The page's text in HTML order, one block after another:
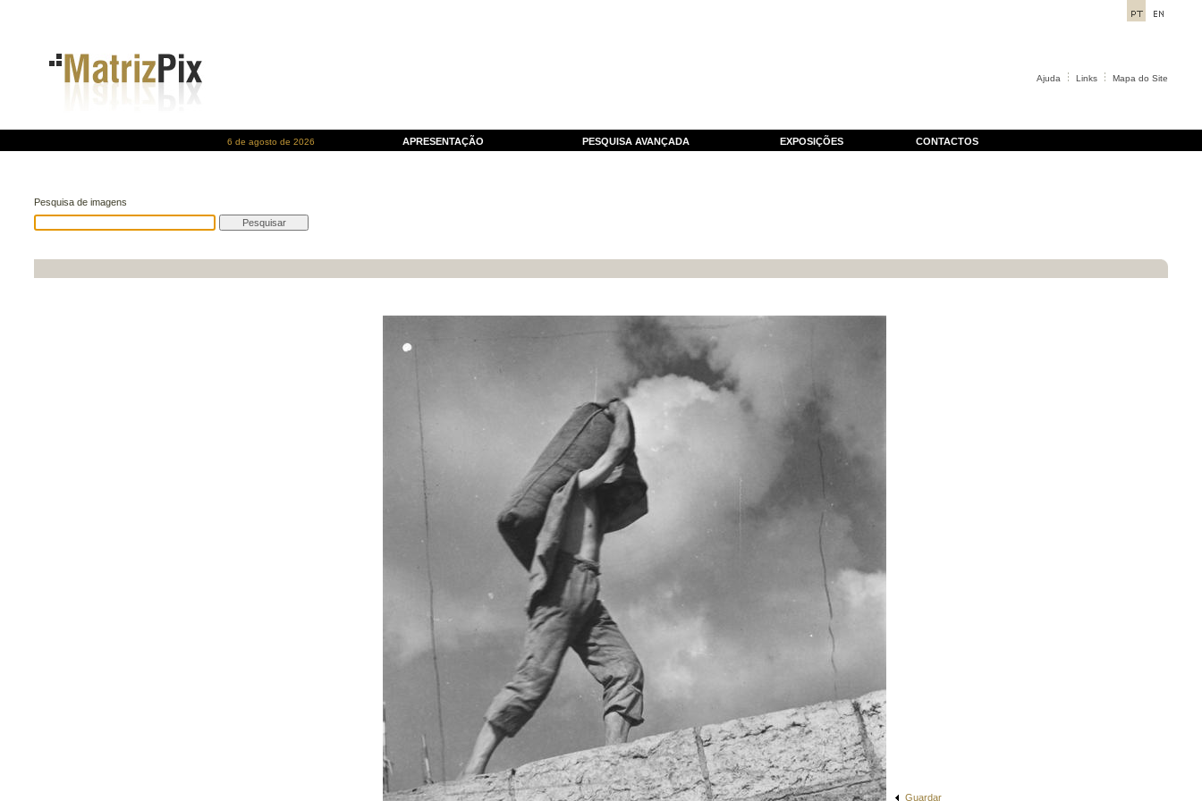
Ajuda Links Mapa do Site
6 de agosto de 2026 APRESENTAÇÃO PESQUISA AVANÇADA EXPOSIÇÕES CONTACTOS
Pesquisa de imagens
Guardar